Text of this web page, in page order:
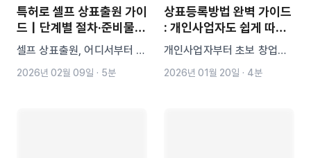
특허로 셀프 상표출원 가이
드｜단계별 절차·준비물·
비용까지 한눈에
셀프 상표출원, 어디서부터 어
떻게 시작해야 할지 막막하셨
2026년 02월 09일 · 5분
상표등록방법 완벽 가이드
: 개인사업자도 쉽게 따라
하는 절차와 팁
개인사업자부터 초보 창업자
까지 누구나 쉽게 따라할 수
2026년 01월 20일 · 4분